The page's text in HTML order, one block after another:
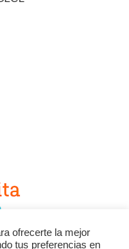
ofrecerte la mejor
tus preferencias en